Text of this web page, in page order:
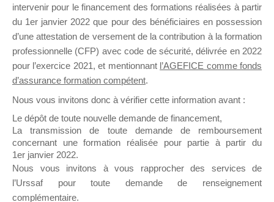
Ce groupe est destiné aux Organismes de
Propositions Mallette du Dirigeant.
Ce groupe propose un forum dédié au support
sur lequel il est possible de laisser un message
NB : Il est nécessaire d’êtreinscrit(e) pour
pouvoir rejoindre ce groupe
intervenir pour le financement des formations réalisées à partir
du 1er janvier 2022 que pour des bénéficiaires en possession
d’une attestation de versement de la contribution à la formation
professionnelle (CFP) avec code de sécurité, délivrée en 2022
pour l’exercice 2021, et mentionnant l’AGEFICE comme fonds
d’assurance formation compétent.
Nous vous invitons donc à vérifier cette information avant :
Le dépôt de toute nouvelle demande de financement,
La transmission de toute demande de remboursement
concernant une formation réalisée pour partie à partir du
1er janvier 2022.
Nous vous invitons à vous rapprocher des services de
l’Urssaf pour toute demande de renseignement
complémentaire.